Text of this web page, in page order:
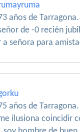
años de Tarragona.
de -0 recién
señora para
años de Tarragona.
ilusiona coincidir